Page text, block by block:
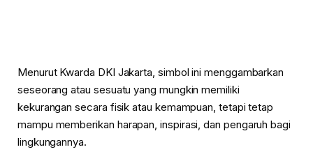
Menurut Kwarda DKI Jakarta, simbol ini menggambarkan
seseorang atau sesuatu yang mungkin memiliki
kekurangan secara fisik atau kemampuan, tetapi tetap
mampu memberikan harapan, inspirasi, dan pengaruh bagi
lingkungannya.